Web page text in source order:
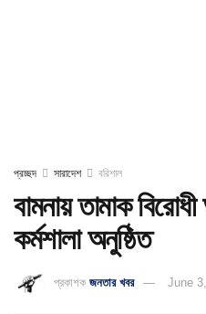
প্রচ্ছদ সারাদেশ বরিশাল
বামনায় তামাক
কর্মশালা অনুষ্ঠিত
প্রকাশক জনতার খবর June